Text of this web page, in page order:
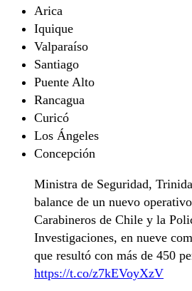
Arica
Iquique
Valparaíso
Santiago
Puente Alto
Rancagua
Curicó
Los Ángeles
Concepción
Ministra de Seguridad,
balance de un nuevo
Carabineros de Chile y la
Investigaciones, en nueve
que resultó con más de 450
https://t.co/z7kEVoyXzV